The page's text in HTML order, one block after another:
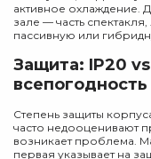
активное охлаждение.
зале — часть
пассивную или
Защита: IP20
всепогодность
Степень защиты
часто недооценивают
возникает проблема.
первая указывает на